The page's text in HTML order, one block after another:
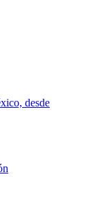
desde